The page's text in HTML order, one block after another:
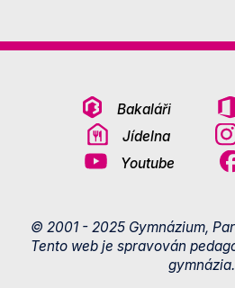
Bakaláři
Jídelna
Youtube
© 2001 - 2025 Gymnázium,
Tento web je spravován
gymnázia.